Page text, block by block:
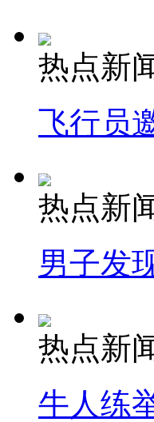
热点新
飞行员
热点新
男子发
热点新
牛人练